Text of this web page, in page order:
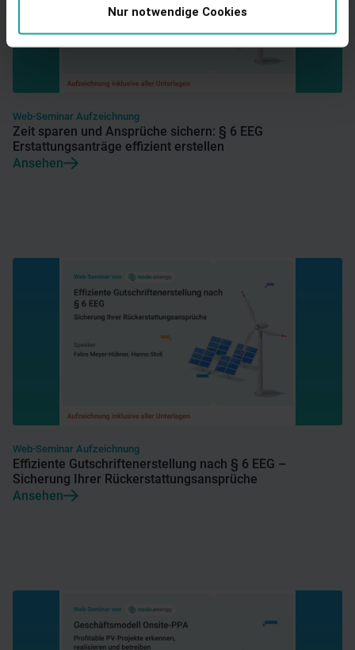
Nur notwendige Cookies
Web-Seminar Aufzeichnung
Zeit sparen und Ansprüche sichern: § 6 EEG
Erstattungsanträge effizient erstellen
Ansehen
Web-Seminar Aufzeichnung
Effiziente Gutschriftenerstellung nach § 6 EEG –
Sicherung Ihrer Rückerstattungsansprüche
Ansehen